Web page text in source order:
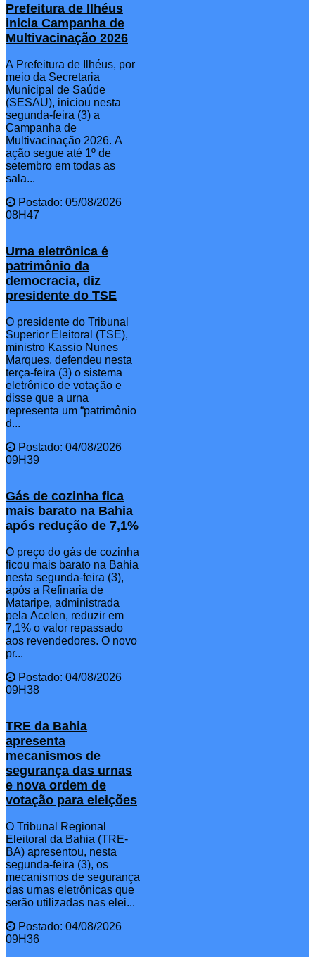
Prefeitura de Ilhéus
inicia Campanha de
Multivacinação 2026
A Prefeitura de Ilhéus, por
meio da Secretaria
Municipal de Saúde
(SESAU), iniciou nesta
segunda-feira (3) a
Campanha de
Multivacinação 2026. A
ação segue até 1º de
setembro em todas as
sala...
Postado: 05/08/2026
08H47
Urna eletrônica é
patrimônio da
democracia, diz
presidente do TSE
O presidente do Tribunal
Superior Eleitoral (TSE),
ministro Kassio Nunes
Marques, defendeu nesta
terça-feira (3) o sistema
eletrônico de votação e
disse que a urna
representa um “patrimônio
d...
Postado: 04/08/2026
09H39
Gás de cozinha fica
mais barato na Bahia
após redução de 7,1%
O preço do gás de cozinha
ficou mais barato na Bahia
nesta segunda-feira (3),
após a Refinaria de
Mataripe, administrada
pela Acelen, reduzir em
7,1% o valor repassado
aos revendedores. O novo
pr...
Postado: 04/08/2026
09H38
TRE da Bahia
apresenta
mecanismos de
segurança das urnas
e nova ordem de
votação para eleições
O Tribunal Regional
Eleitoral da Bahia (TRE-
BA) apresentou, nesta
segunda-feira (3), os
mecanismos de segurança
das urnas eletrônicas que
serão utilizadas nas elei...
Postado: 04/08/2026
09H36